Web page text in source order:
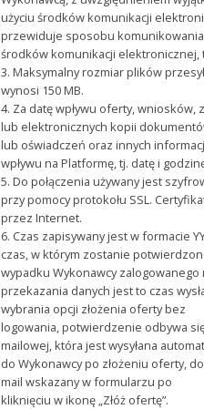
użyciu środków komunikacji
przewiduje sposobu
środków komunikacji elektronicznej,
3. Maksymalny rozmiar plików
wynosi 150 MB.
4. Za datę wpływu oferty,
lub elektronicznych kopii
lub oświadczeń oraz innych
wpływu na Platformę, tj. datę i
5. Do połączenia używany jest
przy pomocy protokołu SSL.
przez Internet.
6. Czas zapisywany jest w formacie
czas, w którym zostanie
wypadku Wykonawcy zalogowanego
przekazania danych jest to czas
wybrania opcji złożenia oferty bez
logowania, potwierdzenie odbywa
mailowej, która jest wysyłana
do Wykonawcy po złożeniu oferty,
mail wskazany w formularzu po
kliknięciu w ikonę „Złóż ofertę”.